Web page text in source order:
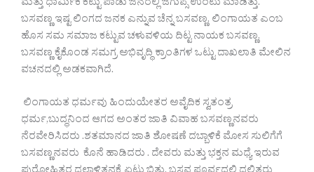
ಮತ್ತು ಧಾರ್ಮಿಕ ಕಟ್ಟು ಪಾಡು ಜನರಲ್ಲಿ ಜಿಗುಪ್ಸೆ ಉಂಟು ಮಾಡಿತ್ತು.
ಬಸವಣ್ಣ ಇಷ್ಟ ಲಿಂಗದ ಜನಕ ಎನ್ನುವ ಚೆನ್ನ ಬಸವಣ್ಣ. ಲಿಂಗಾಯತ ಎಂಬ
ಹೊಸ ಸಮ ಸಮಾಜ ಕಟ್ಟುವ ಚಳುವಳಿಯ ದಿಟ್ಟ ನಾಯಕ ಬಸವಣ್ಣ.
ಬಸವಣ್ಣ ಕೈಕೊಂಡ ಸಮಗ್ರ ಅಭಿವೃದ್ಧಿ ಕ್ರಾಂತಿಗಳ ಒಟ್ಟು ದಾಖಲಾತಿ ಮೇಲಿನ
ವಚನದಲ್ಲಿ ಅಡಕವಾಗಿದೆ.
ಲಿಂಗಾಯತ ಧರ್ಮವು ಹಿಂದುಯೇತರ ಅವೈದಿಕ ಸ್ವತಂತ್ರ
ಧರ್ಮ,ಬುದ್ಧನಿಂದ ಆಗದ ಅಂತರ ಜಾತಿ ವಿವಾಹ ಬಸವಣ್ಣನವರು
ನೆರವೇರಿಸಿದರು .ಶತಮಾನದ ಜಾತಿ ಶೋಷಣೆ ದಬ್ಬಾಳಿಕೆ ಮೋಸ ಸುಲಿಗೆಗೆ
ಬಸವಣ್ಣನವರು ಕೊನೆ ಹಾಡಿದರು . ದೇವರು ಮತ್ತು ಭಕ್ತನ ಮಧ್ಯೆ ಇರುವ